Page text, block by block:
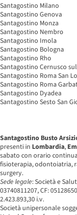
Santagostino Milano
Santagostino Genova
Santagostino Monza
Santagostino Nembro
Santagostino Imola
Santagostino Bologna
Santagostino Rho
Santagostino Cernusco
Santagostino Roma San
Santagostino Roma
Santagostino Dyadea
Santagostino Sesto San
Santagostino Busto
presenti in Lombardia,
sabato con orario
fisioterapia, odontoiatria,
surgery.
Sede legale: Società e
03740811207, CF:
2.423.893,30 i.v.
Società unipersonale